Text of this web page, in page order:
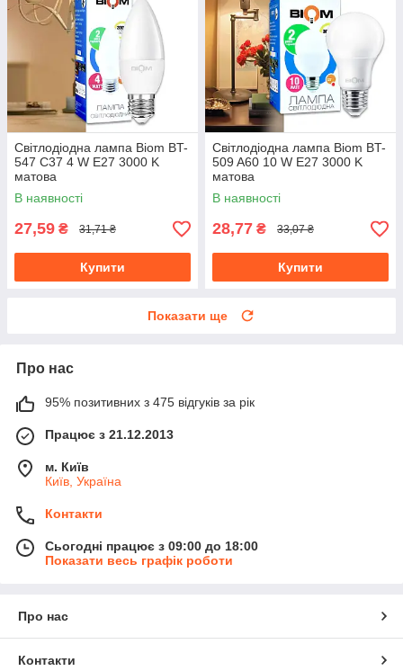
Світлодіодна лампа Biom BT-
547 C37 4 W E27 3000 K
матова
В наявності
27,59 ₴ 31,71 ₴
Купити
Світлодіодна лампа Biom BT-
509 A60 10 W E27 3000 K
матова
В наявності
28,77 ₴ 33,07 ₴
Купити
Показати ще
Про нас
95% позитивних з 475 відгуків за рік
Працює з 21.12.2013
м. Київ
Київ, Україна
Контакти
Сьогодні працює з 09:00 до 18:00
Показати весь графік роботи
Про нас
Контакти